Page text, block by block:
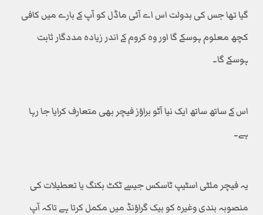
گیا تھا جس کی بدولت اس اے آئی ماڈل کو آپ کے بارے میں کافی
کچھ معلوم ہوسکے گا اور وہ کروم کے اندر زیادہ مددگار ثابت
ہوسکے گا۔
اس کے ساتھ ساتھ ایک نیا آٹو براؤز فیچر بھی متعارف کرایا جا رہا
ہے۔
یہ فیچر ملٹی اسٹیپ ٹاسکس جیسے ٹکٹ بکنگ یا تعطیلات کی
منصوبہ بندی وغیرہ کو بیک گراؤنڈ میں مکمل کرتا ہے تاکہ آپ